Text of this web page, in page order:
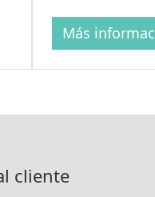
Más
cliente